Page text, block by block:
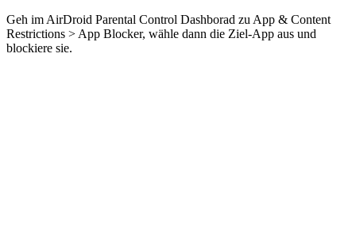
Geh im AirDroid Parental Control Dashborad zu App & Content
Restrictions > App Blocker, wähle dann die Ziel-App aus und
blockiere sie.